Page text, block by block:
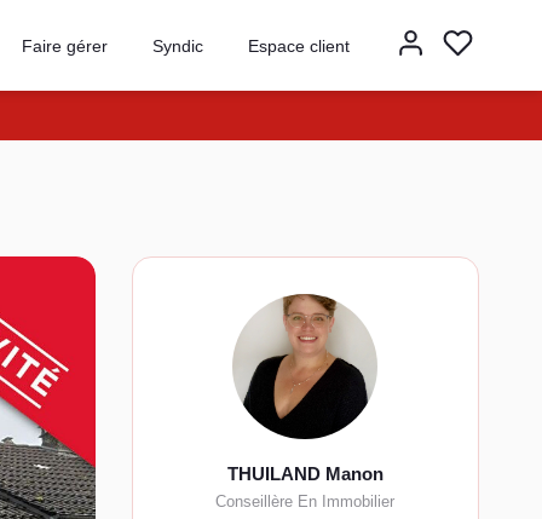
Faire gérer Syndic Espace client
THUILAND Manon
Conseillère En Immobilier